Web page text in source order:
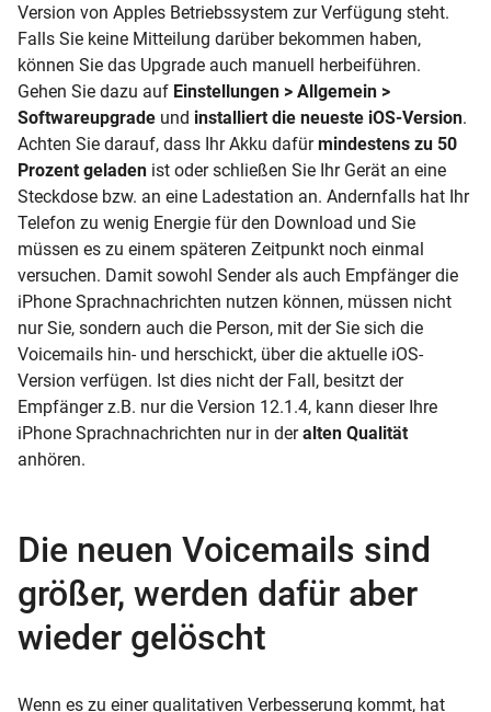
Version von Apples Betriebssystem zur Verfügung steht.
Falls Sie keine Mitteilung darüber bekommen haben,
können Sie das Upgrade auch manuell herbeiführen.
Gehen Sie dazu auf Einstellungen > Allgemein >
Softwareupgrade und installiert die neueste iOS-Version.
Achten Sie darauf, dass Ihr Akku dafürmindestens zu 50
Prozent geladen ist oder schließen Sie Ihr Gerät an eine
Steckdose bzw. an eine Ladestation an. Andernfalls hat Ihr
Telefon zu wenig Energie für den Download und Sie
müssen es zu einem späteren Zeitpunkt noch einmal
versuchen. Damit sowohl Sender als auch Empfänger die
iPhone Sprachnachrichten nutzen können, müssen nicht
nur Sie, sondern auch die Person, mit der Sie sich die
Voicemails hin- und herschickt, über die aktuelle iOS-
Version verfügen. Ist dies nicht der Fall, besitzt der
Empfänger z.B. nur die Version 12.1.4, kann dieser Ihre
iPhone Sprachnachrichten nur in deralten Qualität
anhören.
Die neuen Voicemails sind
größer, werden dafür aber
wieder gelöscht
Wenn es zu einer qualitativen Verbesserung kommt, hat